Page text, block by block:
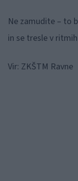
Ne zamudite – to
in se tresle v
Vir: ZKŠTM Ravne